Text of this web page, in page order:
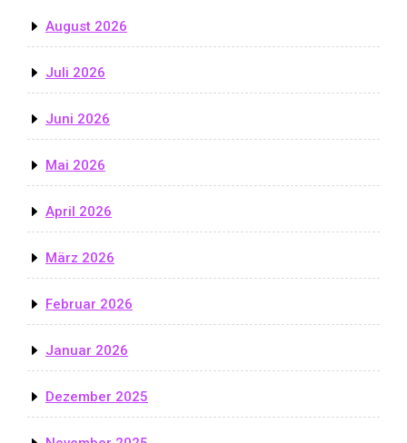
August 2026
Juli 2026
Juni 2026
Mai 2026
April 2026
März 2026
Februar 2026
Januar 2026
Dezember 2025